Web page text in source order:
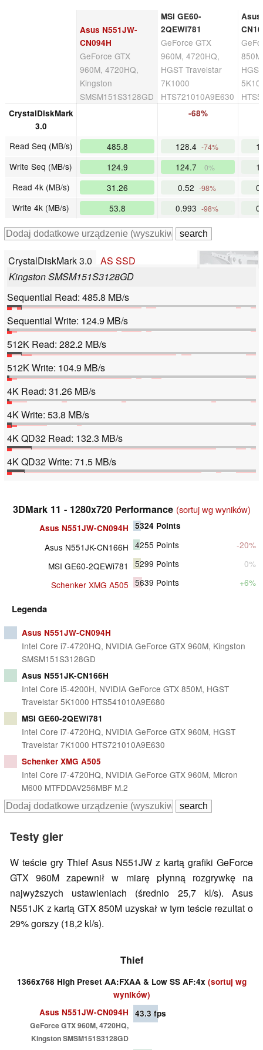
Asus N551JW-
CN094H
GeForce GTX
960M, 4720HQ,
Kingston
SMSM151S3128GD
MSI GE60-
2QEWi781
GeForce GTX
960M, 4720HQ,
HGST Travelstar
7K1000
HTS721010A9E630
Asus
CrystalDiskMark
3.0
-68%
Read Seq (MB/s) 485.8 128.4 -74%
Write Seq (MB/s)
124.9 124.7 0%
Read 4k (MB/s)
31.26 0.52 -98%
Write 4k (MB/s)
53.8 0.993 -98%
CrystalDiskMark 3.0
AS SSD
Kingston SMSM151S3128GD
Sequential Read: 485.8 MB/s
Sequential Write: 124.9 MB/s
512K Read: 282.2 MB/s
512K Write: 104.9 MB/s
4K Read: 31.26 MB/s
4K Write: 53.8 MB/s
4K QD32 Read: 132.3 MB/s
4K QD32 Write: 71.5 MB/s
3DMark 11 - 1280x720 Performance (sortuj wg wyników)
Asus N551JW-CN094H 5324 Points
Asus N551JK-CN166H 4255 Points
-20%
MSI GE60-2QEWi781
5299 Points
0%
Schenker XMG A505 5639 Points +6%
Legenda
Asus N551JW-CN094H
Intel Core i7-4720HQ, NVIDIA GeForce GTX 960M, Kingston
SMSM151S3128GD
Asus N551JK-CN166H
Intel Core i5-4200H, NVIDIA GeForce GTX 850M, HGST
Travelstar 5K1000 HTS541010A9E680
MSI GE60-2QEWi781
Intel Core i7-4720HQ, NVIDIA GeForce GTX 960M, HGST
Travelstar 7K1000 HTS721010A9E630
Schenker XMG A505
Intel Core i7-4720HQ, NVIDIA GeForce GTX 960M, Micron
M600 MTFDDAV256MBF M.2
Testy gier
W teście gry Thief Asus N551JW z kartą grafiki GeForce
GTX 960M zapewnił w miarę płynną rozgrywkę na
najwyższych ustawieniach (średnio 25,7 kl/s). Asus
N551JK z kartą GTX 850M uzyskał w tym teście rezultat o
29% gorszy (18,2 kl/s).
Thief
1366x768 High Preset AA:FXAA & Low SS AF:4x (sortuj wg
wyników)
Asus N551JW-CN094H
GeForce GTX 960M, 4720HQ,
Kingston SMSM151S3128GD
43.3fps